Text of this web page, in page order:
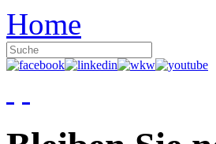
Home